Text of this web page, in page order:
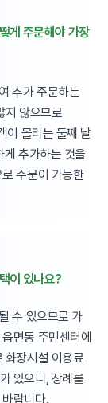
게 주문해야 가장
추가 주문하는
지 않으므로
이 몰리는 둘째 날
추가하는 것을
주문이 가능한
이 있나요?
수 있으므로 가
면동 주민센터에
화장시설 이용료
있으니, 장례를
랍니다.